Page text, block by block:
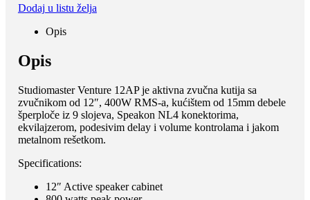
Dodaj u listu želja
Opis
Opis
Studiomaster Venture 12AP je aktivna zvučna kutija sa
zvučnikom od 12″, 400W RMS-a, kućištem od 15mm debele
šperploče iz 9 slojeva, Speakon NL4 konektorima,
ekvilajzerom, podesivim delay i volume kontrolama i jakom
metalnom rešetkom.
Specifications:
12″ Active speaker cabinet